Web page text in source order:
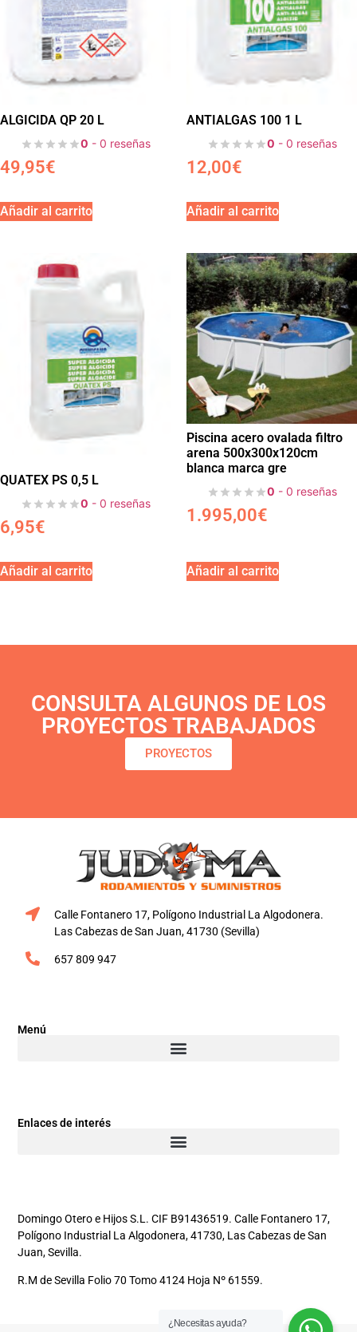
ALGICIDA QP 20 L
0 - 0 reseñas
49,95€
Añadir al carrito
ANTIALGAS 100 1 L
0 - 0 reseñas
12,00€
Añadir al carrito
QUATEX PS 0,5 L
0 - 0 reseñas
6,95€
Añadir al carrito
Piscina acero ovalada filtro
arena 500x300x120cm
blanca marca gre
0 - 0 reseñas
1.995,00€
Añadir al carrito
CONSULTA ALGUNOS DE LOS
PROYECTOS TRABAJADOS
PROYECTOS
Calle Fontanero 17, Polígono Industrial La Algodonera.
Las Cabezas de San Juan, 41730 (Sevilla)
657 809 947
Menú
Enlaces de interés
Domingo Otero e Hijos S.L. CIF B91436519. Calle Fontanero 17,
Polígono Industrial La Algodonera, 41730, Las Cabezas de San
Juan, Sevilla.
R.M de Sevilla Folio 70 Tomo 4124 Hoja Nº 61559.
¿Necesitas ayuda?